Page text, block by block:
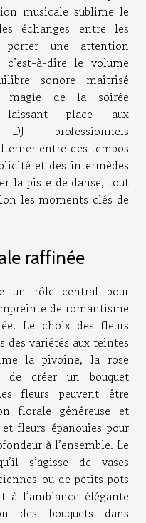
musicale sublime le
échanges entre les
une attention
à-dire le volume
sonore maîtrisé
magie de la soirée
place aux
professionnels
entre des tempos
et des intermèdes
la piste de danse, tout
les moments clés de
raffinée
un rôle central pour
de romantisme
Le choix des fleurs
des variétés aux teintes
la pivoine, la rose
créer un bouquet
fleurs peuvent être
florale généreuse et
fleurs épanouies pour
à l’ensemble. Le
s’agisse de vases
ou de petits pots
à l’ambiance élégante
des bouquets dans